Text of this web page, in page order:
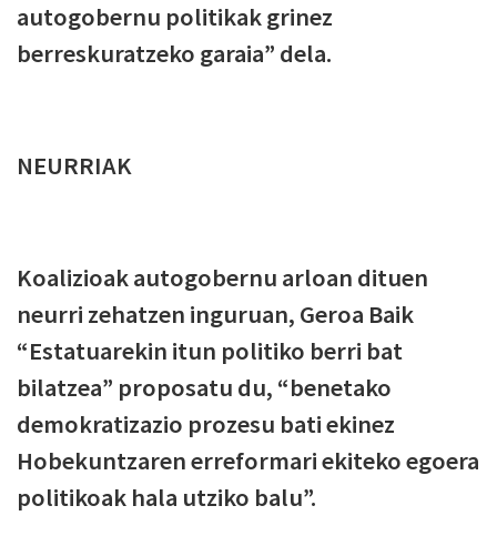
autogobernu politikak grinez
berreskuratzeko garaia” dela.
NEURRIAK
Koalizioak autogobernu arloan dituen
neurri zehatzen inguruan, Geroa Baik
“Estatuarekin itun politiko berri bat
bilatzea” proposatu du, “benetako
demokratizazio prozesu bati ekinez
Hobekuntzaren erreformari ekiteko egoera
politikoak hala utziko balu”.